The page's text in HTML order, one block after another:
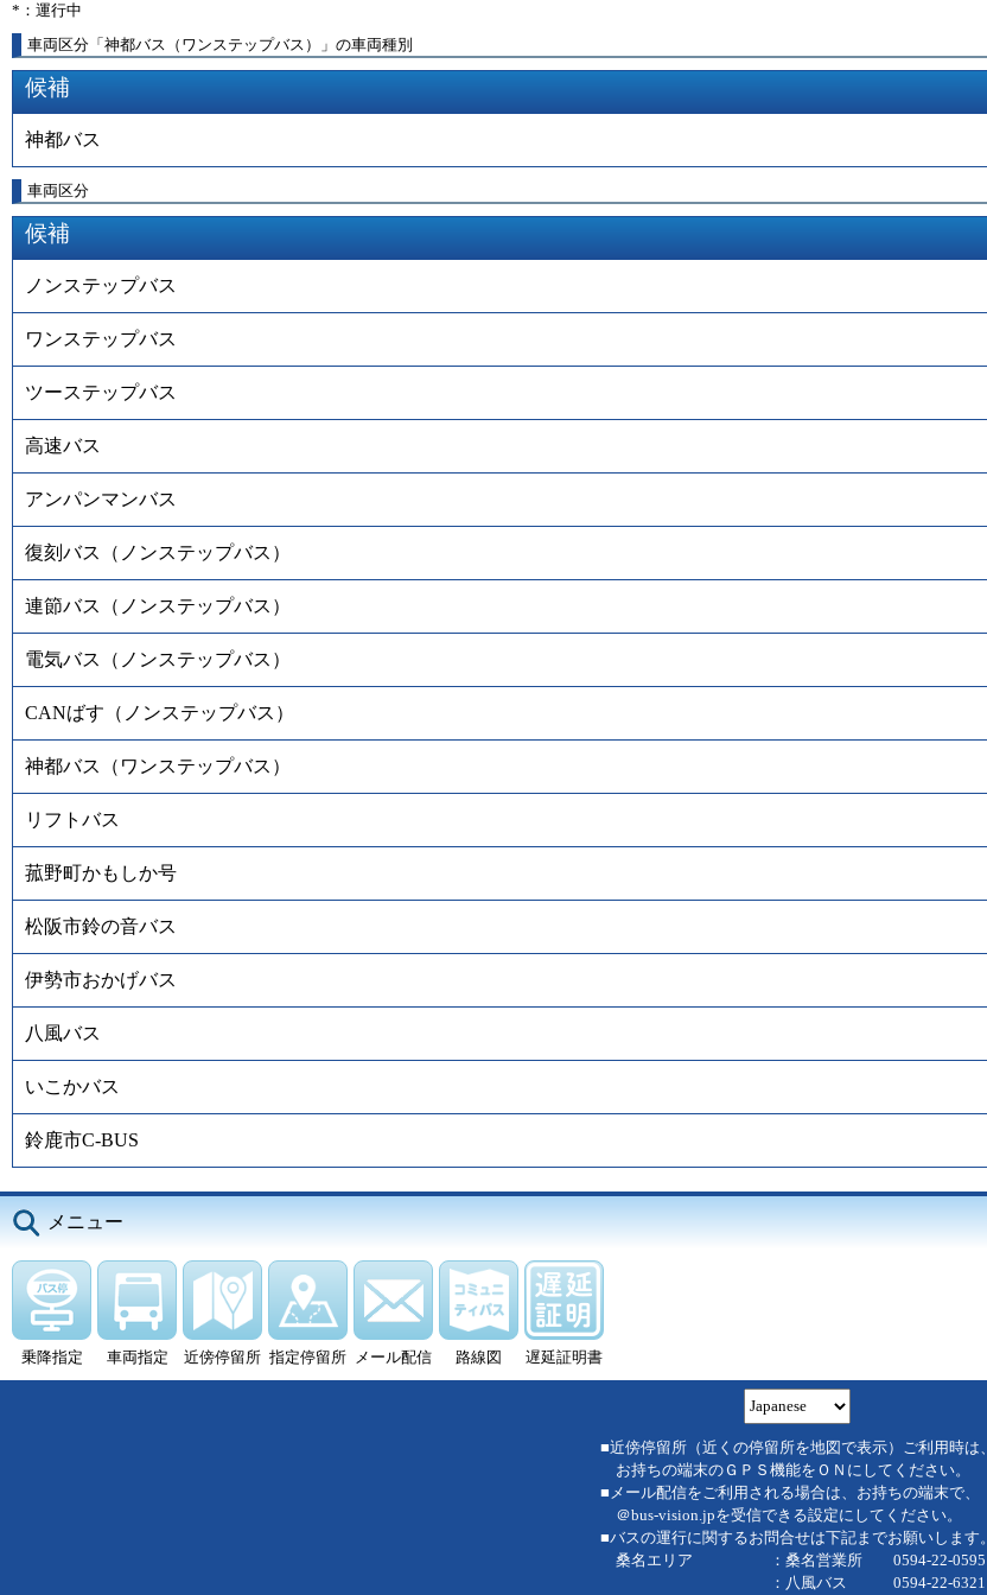
*：運行中
車両区分「神都バス（ワンステップバス）」の車両種別
候補
神都バス
車両区分
候補
ノンステップバス
ワンステップバス
ツーステップバス
高速バス
アンパンマンバス
復刻バス（ノンステップバス）
連節バス（ノンステップバス）
電気バス（ノンステップバス）
CANばす（ノンステップバス）
神都バス（ワンステップバス）
リフトバス
菰野町かもしか号
松阪市鈴の音バス
伊勢市おかげバス
八風バス
いこかバス
鈴鹿市C-BUS
メニュー
乗降指定 車両指定 近傍停留所 指定停留所 メール配信 路線図 遅延証明書
■近傍停留所（近くの停留所を地図で表示）ご利用時は、
お持ちの端末のＧＰＳ機能をＯＮにしてください。
■メール配信をご利用される場合は、お持ちの端末で、
＠bus-vision.jpを受信できる設定にしてください。
■バスの運行に関するお問合せは下記までお願いします。
桑名エリア ：桑名営業所 0594-22-0595
：八風バス 0594-22-6321